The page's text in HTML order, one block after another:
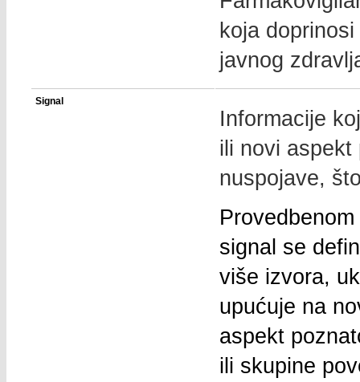
koja
javnog
Signal
Informacije
ili novi aspekt
nuspojave,
signal se
više izvora,
upućuje na
aspekt
ili skupine